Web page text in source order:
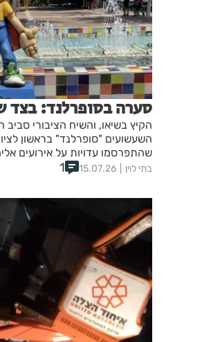
סערה בסופרלנד: בצד
הקיץ בשיאו, והשיח הציבורי
השעשועים "סופרלנד" בראשון
שהתפרסמו עדויות על אירועים
הצטרף אלירז שדה לדיון ופרסם
בתי לוין 15.07.26
1